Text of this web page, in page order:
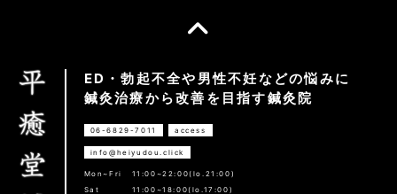
ED・勃起不全や男性不妊などの悩みに
鍼灸治療から改善を目指す鍼灸院
06-6829-7011 access
info@heiyudou.click
Mon~Fri
11:00~22:00(lo.21:00)
Sat
11:00~18:00(lo.17:00)